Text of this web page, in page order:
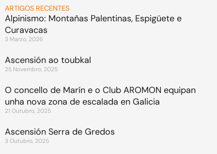
ARTIGOS RECENTES
Alpinismo: Montañas Palentinas, Espigüete e
Curavacas
3 Marzo, 2026
Ascensión ao toubkal
25 Novembro, 2025
O concello de Marín e o Club AROMON equipan
unha nova zona de escalada en Galicia
21 Outubro, 2025
Ascensión Serra de Gredos
3 Outubro, 2025